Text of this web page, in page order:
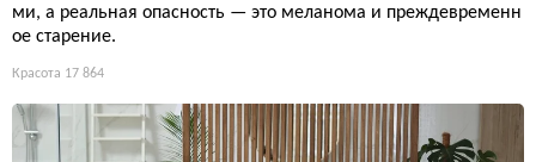
ми, а реальная опасность — это меланома и преждевременн
ое старение.
Красота 17 864